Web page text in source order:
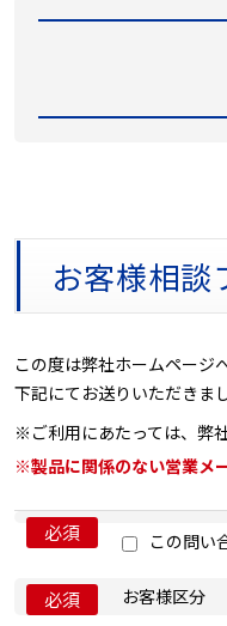
お客様相談
この度は弊社ホームページ
下記にてお送りいただきま
※ご利用にあたっては、弊
※製品に関係のない営業メ
必須 この問い
必須
お客様区分